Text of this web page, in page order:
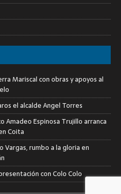
Mariscal con obras y apoyos al
el alcalde Angel Torres
Amadeo Espinosa Trujillo arranca
Coita
Vargas, rumbo a la gloria en
con Colo Colo